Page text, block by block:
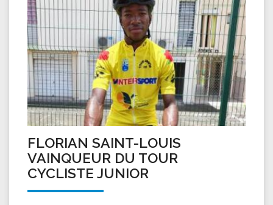
FLORIAN SAINT-LOUIS
VAINQUEUR DU TOUR
CYCLISTE JUNIOR